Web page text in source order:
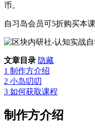
币。
自习岛会员可5折购买本课
文章目录 隐藏
1 制作方介绍
2 小岛叨叨
3 如何获取课程
制作方介绍